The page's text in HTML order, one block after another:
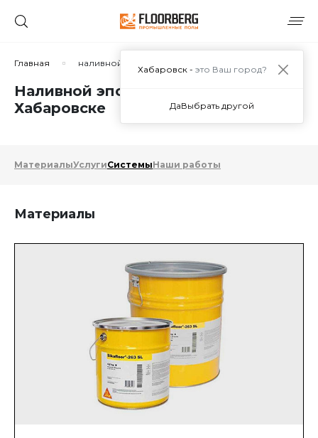
Главная наливной эпоксидный пол
Наливной эпоксидный пол в
Хабаровске
МатериалыУслугиСистемыНаши работы
Материалы
Хабаровск - это Ваш город?
ДаВыбрать другой